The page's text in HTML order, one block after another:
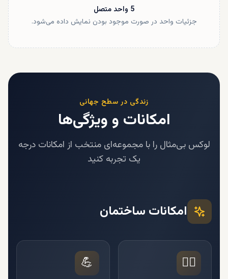
5 واحد متصل
جزئیات واحد در صورت موجود بودن نمایش داده می‌شود.
زندگی در سطح جهانی
امکانات و ویژگی‌ها
لوکس بی‌مثال را با مجموعه‌ای منتخب از امکانات درجه
یک تجربه کنید
امکانات ساختمان
🏊‍♂️
💪